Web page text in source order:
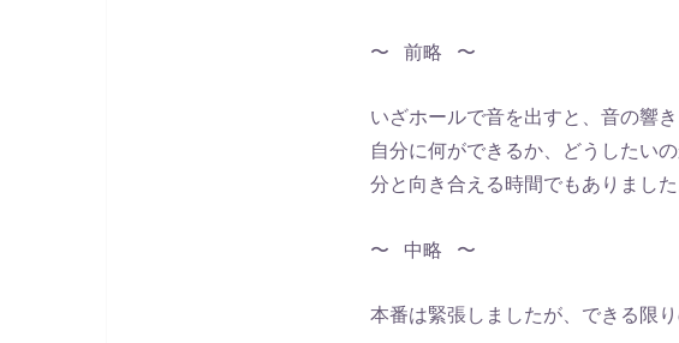
〜 前略 〜
いざホールで音を出すと、音の響
自分に何ができるか、どうしたい
分と向き合える時間でもありました
〜 中略 〜
本番は緊張しましたが、できる限